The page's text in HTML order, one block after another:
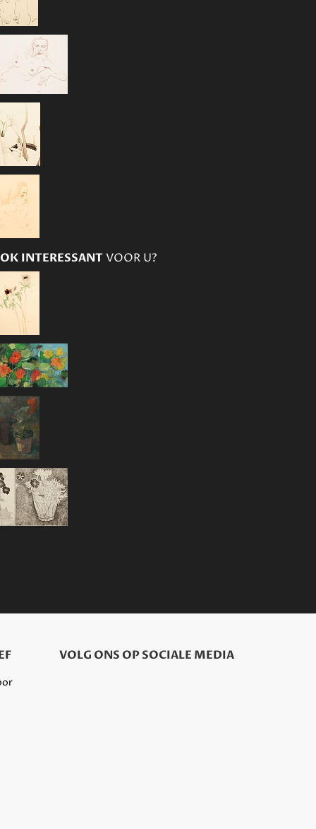
INTERESSANTVOOR U?
VOLG ONS OP SOCIALE MEDIA